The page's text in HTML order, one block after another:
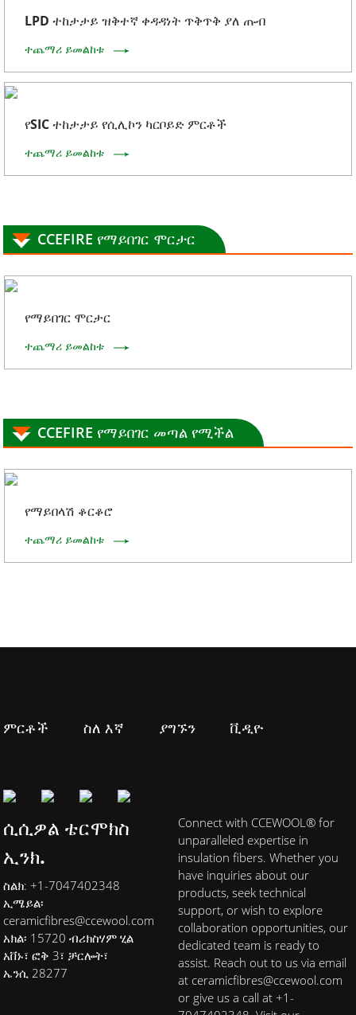
LPD ተከታታይ ዝቅተኛ ቀዳዳነት ጥቅጥቅ ያለ ጡብ
ተጨማሪ ይመልከቱ
የSIC ተከታታይ የሲሊኮን ካርቦይድ ምርቶች
ተጨማሪ ይመልከቱ
CCEFIRE የማይበገር ሞርታር
የማይበገር ሞርታር
ተጨማሪ ይመልከቱ
CCEFIRE የማይበገር መጣል የሚችል
የማይበላሽ ቆርቆሮ
ተጨማሪ ይመልከቱ
ምርቶች ስለ እኛ ያግኙን ቪዲዮ
ሲሲዎል ቴርሞክስ
ኢንክ.
ስልክ: +1-7047402348
ኢሜይል፡
ceramicfibres@ccewool.com
አክል፡ 15720 ብሪክስሃም ሂል
አቨኑ፣ ፎቅ 3፣ ቻርሎት፣
ኤንሲ 28277
Connect with CCEWOOL® for
unparalleled expertise in
insulation fibers. Whether you
have inquiries about our
products, seek technical
support, or wish to explore
collaboration opportunities, our
dedicated team is ready to
assist. Reach out to us via email
at ceramicfibres@ccewool.com
or give us a call at +1-